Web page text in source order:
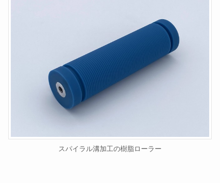
スパイラル溝加工の樹脂ローラー